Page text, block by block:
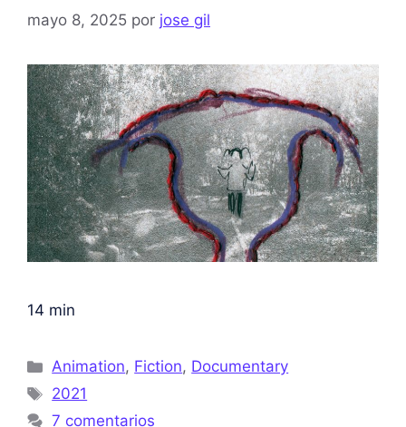
mayo 8, 2025 por jose gil
14 min
Animation, Fiction, Documentary
2021
7 comentarios